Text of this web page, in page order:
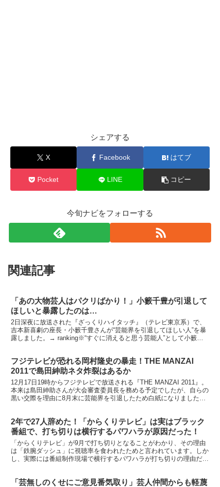
シェアする
X Facebook はてブ
Pocket LINE コピー
今旬ナビをフォローする
関連記事
「あの大物芸人はパクリばかり！」小籔千豊が引退して
ほしいと暴露したのは…
2日深夜に放送された『ざっくりハイタッチ』（テレビ東京系）で、
吉本新喜劇の座長・小籔千豊さんが“芸能界を引退してほしい人”を暴
露しました。→ ranking※“すぐに消えると思う芸能人”として小籔が
フジテレビが恐れる岡村隆史の暴走！THE MANZAI
2011で島田紳助ネタ炸裂はあるか
12月17日19時からフジテレビで放送される『THE MANZAI 2011』。
本来は島田紳助さんが大会審査委員長を務める予定でしたが、自らの
黒い交際を理由に8月末に芸能界を引退したため白紙になりました。
2年で27人辞めた！「からくりテレビ」は実はブラック
番組で、打ち切りは横行するパワハラが原因だった！
「からくりテレビ」が9月で打ち切りとなることがわかり、その理由
は「鉄腕ダッシュ」に視聴率を食われたためと言われています。しか
し、実際には番組制作現場で横行するパワハラが打ち切りの理由だっ
「芸無しのくせにご意見番気取り」芸人仲間からも軽蔑